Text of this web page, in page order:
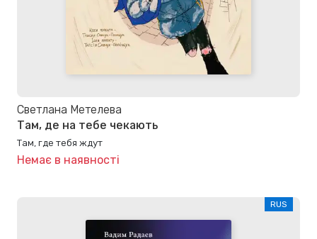
Светлана Метелева
Там, де на тебе чекають
Там, где тебя ждут
Немає в наявності
RUS